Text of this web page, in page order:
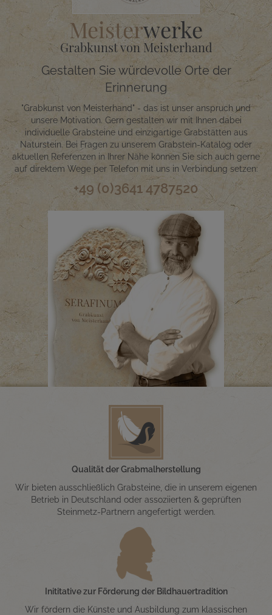
Meisterwerke
Grabkunst von Meisterhand
Gestalten Sie würdevolle Orte der
Erinnerung
"Grabkunst von Meisterhand" - das ist unser anspruch und
unsere Motivation. Gern gestalten wir mit Ihnen dabei
individuelle Grabsteine und einzigartige Grabstätten aus
Naturstein. Bei Fragen zu unserem Grabstein-Katalog oder
aktuellen Referenzen in Ihrer Nähe können Sie sich auch gerne
auf direktem Wege per Telefon mit uns in Verbindung setzen:
+49 (0)3641 4787520
Qualität der Grabmalherstellung
Wir bieten ausschließlich Grabsteine, die in unserem eigenen
Betrieb in Deutschland oder assoziierten & geprüften
Steinmetz-Partnern angefertigt werden.
Inititative zur Förderung der Bildhauertradition
Wir fördern die Künste und Ausbildung zum klassischen